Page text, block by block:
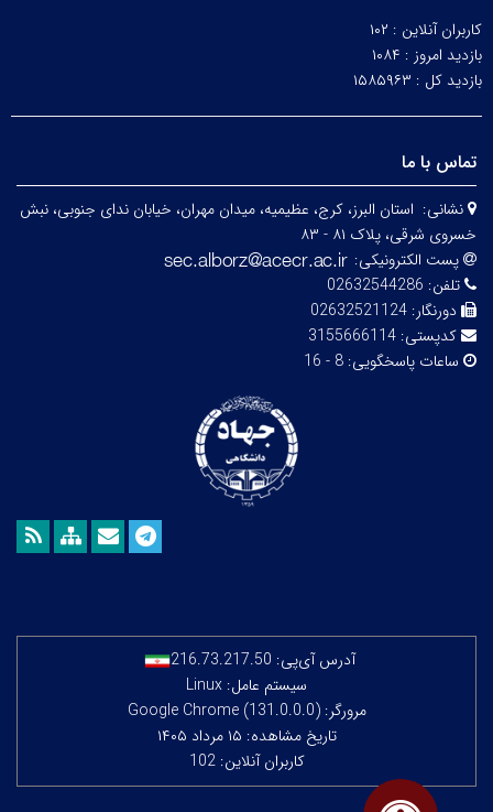
کاربران آنلاین : ۱۰۲
بازدید امروز : ۱۰۸۴
بازدید کل : ۱۵۸۵۹۶۳
تماس با ما
نشانی: استان البرز، کرج، عظیمیه، میدان مهران، خیابان ندای جنوبی، نبش
خسروی شرقی، پلاک ۸۱ - ۸۳
پست الکترونیکی:
تلفن: 02632544286
دورنگار: 02632521124
کدپستی: 3155666114
ساعات پاسخگویی: 8 - 16
آدرس آی‌پی: 216.73.217.50
سیستم عامل: Linux
مرورگر: Google Chrome (131.0.0.0)
تاریخ مشاهده: ۱۵ مرداد ۱۴۰۵
کاربران آنلاین: 102